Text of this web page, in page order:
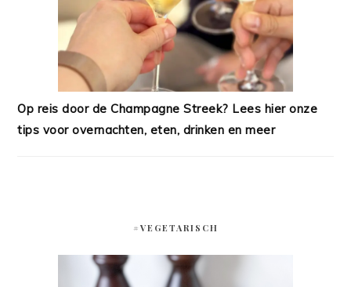
Op reis door de Champagne Streek? Lees hier onze
tips voor overnachten, eten, drinken en meer
#VEGETARISCH